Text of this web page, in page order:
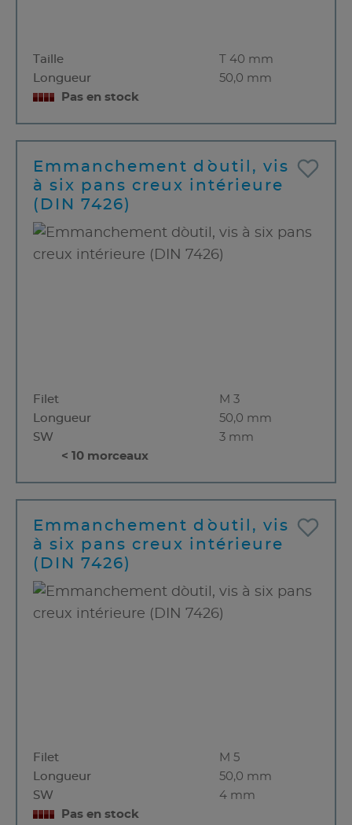
Taille
T 40 mm
Longueur
50,0 mm
Pas en stock
Emmanchement d`outil, vis
à six pans creux intérieure
(DIN 7426)
Filet
M 3
Longueur
50,0 mm
SW
3 mm
< 10 morceaux
Emmanchement d`outil, vis
à six pans creux intérieure
(DIN 7426)
Filet
M 5
Longueur
50,0 mm
SW
4 mm
Pas en stock